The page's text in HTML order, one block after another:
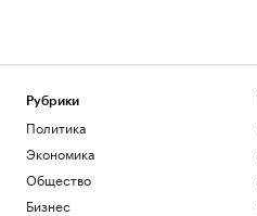
Рубрики
Политика
Экономика
Общество
Бизнес